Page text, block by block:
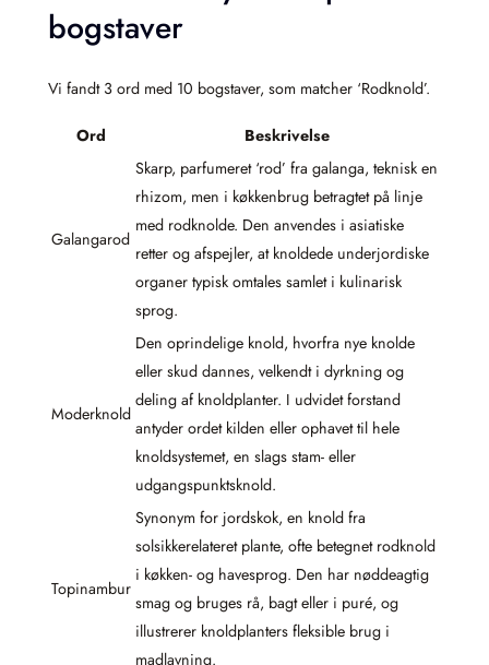
bogstaver
Vi fandt 3 ord med 10 bogstaver, som matcher ‘Rodknold’.
Ord Beskrivelse
Galangarod
Skarp, parfumeret ‘rod’ fra galanga, teknisk en
rhizom, men i køkkenbrug betragtet på linje
med rodknolde. Den anvendes i asiatiske
retter og afspejler, at knoldede underjordiske
organer typisk omtales samlet i kulinarisk
sprog.
Moderknold
Den oprindelige knold, hvorfra nye knolde
eller skud dannes, velkendt i dyrkning og
deling af knoldplanter. I udvidet forstand
antyder ordet kilden eller ophavet til hele
knoldsystemet, en slags stam- eller
udgangspunktsknold.
Topinambur
Synonym for jordskok, en knold fra
solsikkerelateret plante, ofte betegnet rodknold
i køkken- og havesprog. Den har nøddeagtig
smag og bruges rå, bagt eller i puré, og
illustrerer knoldplanters fleksible brug i
madlavning.